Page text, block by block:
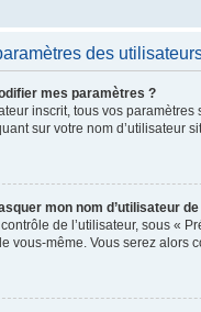
des
mes paramètres ?
inscrit, tous vos
sur votre nom d’utilisateur
mon nom d’utilisateur
de l’utilisateur, sous «
vous-même. Vous serez alors